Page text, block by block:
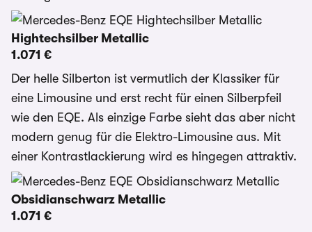
Hightechsilber Metallic
1.071 €
Der helle Silberton ist vermutlich der Klassiker für
eine Limousine und erst recht für einen Silberpfeil
wie den EQE. Als einzige Farbe sieht das aber nicht
modern genug für die Elektro-Limousine aus. Mit
einer Kontrastlackierung wird es hingegen attraktiv.
Obsidianschwarz Metallic
1.071 €